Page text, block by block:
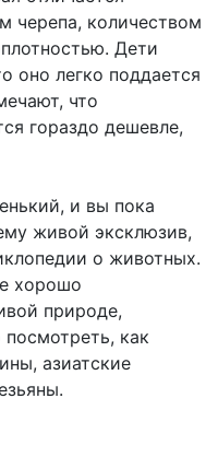
черепа, количеством
Дети
оно легко поддается
что
гораздо дешевле,
и вы пока
живой эксклюзив,
о животных.
хорошо
природе,
как
азиатские